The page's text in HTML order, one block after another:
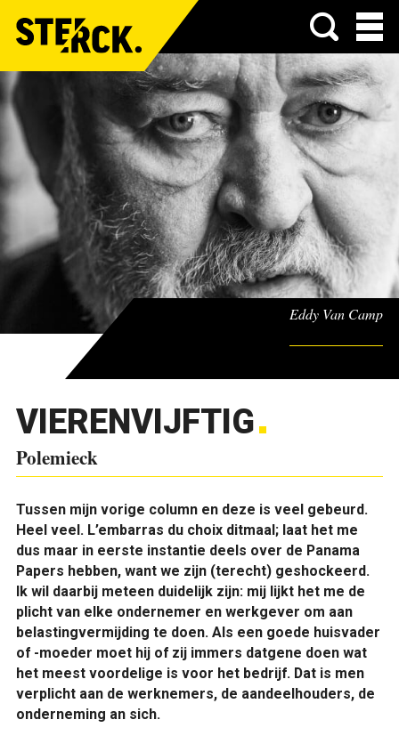
Menu
Eddy Van Camp
VIERENVIJFTIG
Polemieck
Tussen mijn vorige column en deze is veel gebeurd.
Heel veel. L’embarras du choix ditmaal; laat het me
dus maar in eerste instantie deels over de Panama
Papers hebben, want we zijn (terecht) geshockeerd.
Ik wil daarbij meteen duidelijk zijn: mij lijkt het me de
plicht van elke ondernemer en werkgever om aan
belastingvermijding te doen. Als een goede huisvader
of -moeder moet hij of zij immers datgene doen wat
het meest voordelige is voor het bedrijf. Dat is men
verplicht aan de werknemers, de aandeelhouders, de
onderneming an sich.